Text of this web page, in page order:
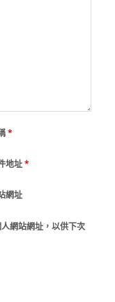
*
地址*
網址
網站網址，以供下次